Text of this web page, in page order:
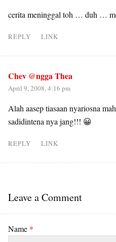
cerita meninggal toh … duh …
REPLY LINK
Chev @ngga Thea
April 9, 2008, 4:16 pm
Alah aasep tiasaan nyariosna
sadidintena nya jang!!! 😀
REPLY LINK
Leave a Comment
Name *